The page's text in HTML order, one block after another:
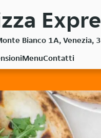
Bianco 1A, Venezia,
MenuContatti